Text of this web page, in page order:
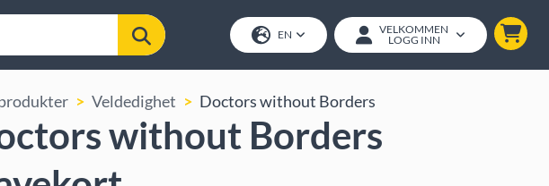
EN
VELKOMMEN
LOGG INN
Veldedighet Doctors without Borders
without Borders